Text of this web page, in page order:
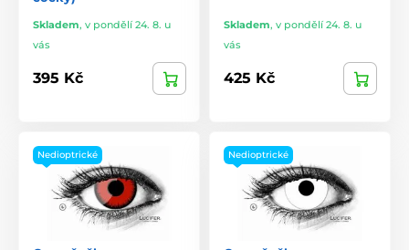
Skladem, v pondělí 24. 8. u
vás
395 Kč
Skladem, v pondělí 24. 8. u
vás
425 Kč
Nedioptrické Nedioptrické